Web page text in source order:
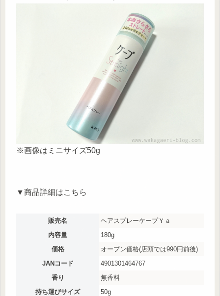
※画像はミニサイズ50g
▼商品詳細はこちら
販売名
ヘアスプレーケープＹａ
内容量
180g
価格
オープン価格(店頭では990円前後)
JANコード
4901301464767
香り
無香料
持ち運びサイズ
50g